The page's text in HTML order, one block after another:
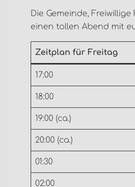
Die Gemeinde,
einen tollen Abend mit
Zeitplan für Freitag
17:00
18:00
19:00 (ca.)
20:00 (ca.)
01:30
02:00